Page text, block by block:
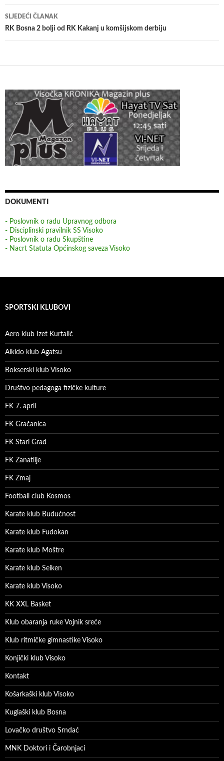
SLJEDEĆI ČLANAK
RK Bosna 2 bolji od RK Kakanj u komšijskom derbiju
DOKUMENTI
- Poslovnik o radu Upravnog odbora
- Disciplinski pravilnik SS Visoko
- Poslovnik o radu Skupštine
- Nacrt Statuta Općinskog saveza Visoko
SPORTSKI KLUBOVI
Aero klub Izet Kurtalić
Aikido klub Agatsu
Bokserski klub Visoko
Društvo pedagoga fizičke kulture
FK 7. april
FK Gračanica
FK Stari Grad
FK Zanatlije
FK Zmaj
Football club Kosmos
Karate klub Budućnost
Karate klub Fudokan
Karate klub Moštre
Karate klub Seiken
Karate klub Visoko
KK XXL Basket
Klub obaranja ruke Vojnik sreće
Klub ritmičke gimnastike Visoko
Konjički klub Visoko
Kontakt
Košarkaški klub Visoko
Kuglaški klub Bosna
Lovačko društvo Srndać
MNK Doktori i Čarobnjaci